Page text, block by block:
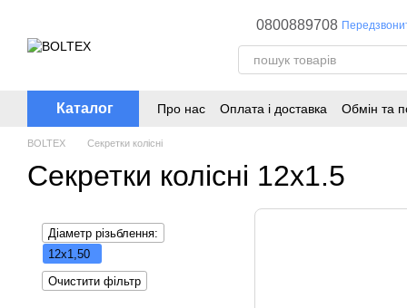
0800889708
Каталог Про нас Оплата і доставка Обмін та
BOLTEX Секретки колісні
Секретки колісні 12x1.5
Діаметр різьблення:
12x1,50
Очистити фільтр